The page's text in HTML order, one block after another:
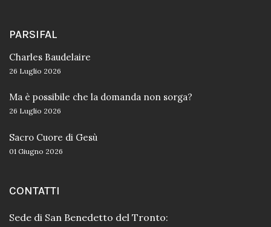
PARSIFAL
Charles Baudelaire
26 Luglio 2026
Ma è possibile che la domanda non sorga?
26 Luglio 2026
Sacro Cuore di Gesù
01 Giugno 2026
CONTATTI
Sede di San Benedetto del Tronto: